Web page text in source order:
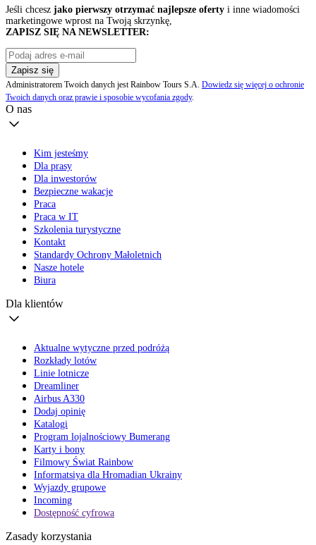
Jeśli chcesz jako pierwszy otrzymać najlepsze oferty i inne wiadomości
marketingowe wprost na Twoją skrzynkę,
ZAPISZ SIĘ NA NEWSLETTER:
Zapisz się
Administratorem Twoich danych jest Rainbow Tours S.A. Dowiedz się więcej o ochronie
Twoich danych oraz prawie i sposobie wycofania zgody.
O nas
Kim jesteśmy
Dla prasy
Dla inwestorów
Bezpieczne wakacje
Praca
Praca w IT
Szkolenia turystyczne
Kontakt
Standardy Ochrony Małoletnich
Nasze hotele
Biura
Dla klientów
Aktualne wytyczne przed podróżą
Rozkłady lotów
Linie lotnicze
Dreamliner
Airbus A330
Dodaj opinię
Katalogi
Program lojalnościowy Bumerang
Karty i bony
Filmowy Świat Rainbow
Informatsiya dla Hromadian Ukrainy
Wyjazdy grupowe
Incoming
Dostępność cyfrowa
Zasady korzystania